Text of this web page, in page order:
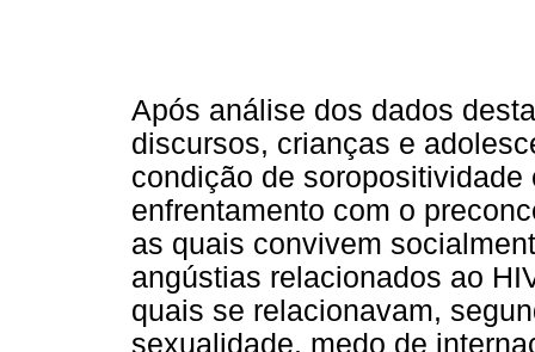
Após análise dos dados
discursos, crianças e
condição de
enfrentamento com o
as quais convivem
angústias relacionados ao
quais se relacionavam,
sexualidade, medo de